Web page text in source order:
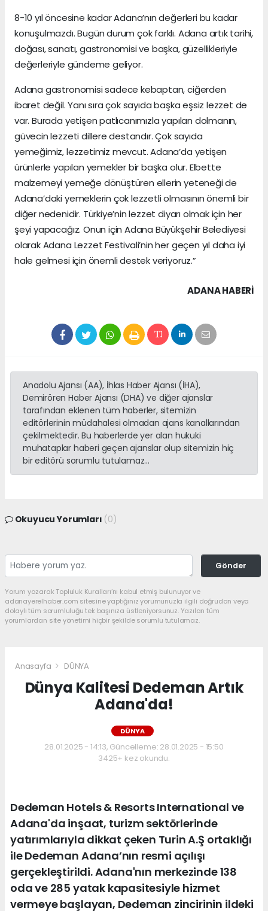
8-10 yıl öncesine kadar Adana’nın değerleri bu kadar
konuşulmazdı. Bugün durum çok farklı. Adana artık tarihi,
doğası, sanatı, gastronomisi ve başka, güzellikleriyle
değerleriyle gündeme geliyor.
Adana gastronomisi sadece kebaptan, ciğerden
ibaret değil. Yanı sıra çok sayıda başka eşsiz lezzet de
var. Burada yetişen patlıcanımızla yapılan dolmanın,
güvecin lezzeti dillere destandır. Çok sayıda
yemeğimiz, lezzetimiz mevcut. Adana’da yetişen
ürünlerle yapılan yemekler bir başka olur. Elbette
malzemeyi yemeğe dönüştüren ellerin yeteneği de
Adana’daki yemeklerin çok lezzetli olmasının önemli bir
diğer nedenidir. Türkiye’nin lezzet diyarı olmak için her
şeyi yapacağız. Onun için Adana Büyükşehir Belediyesi
olarak Adana Lezzet Festivali’nin her geçen yıl daha iyi
hale gelmesi için önemli destek veriyoruz.”
ADANA HABERİ
Anadolu Ajansı (AA), İhlas Haber Ajansı (İHA),
Demirören Haber Ajansı (DHA) ve diğer ajanslar
tarafından eklenen tüm haberler, sitemizin
editörlerinin müdahalesi olmadan ajans kanallarından
çekilmektedir. Bu haberlerde yer alan hukuki
muhataplar haberi geçen ajanslar olup sitemizin hiç
bir editörü sorumlu tutulamaz...
Okuyucu Yorumları (0)
Gönder
Yorum yazarak Topluluk Kuralları’nı kabul etmiş bulunuyor ve
adanayerelhaber.com sitesine yaptığınız yorumunuzla ilgili doğrudan veya
dolaylı tüm sorumluluğu tek başınıza üstleniyorsunuz. Yazılan tüm
yorumlardan site yönetimi hiçbir şekilde sorumlu tutulamaz.
Anasayfa DÜNYA
Dünya Kalitesi Dedeman Artık
Adana'da!
DÜNYA
28.01.2025 - 14:13, Güncelleme: 28.01.2025 - 15:50
3425+ kez okundu.
Dedeman Hotels & Resorts International ve
Adana'da inşaat, turizm sektörlerinde
yatırımlarıyla dikkat çeken Turin A.Ş ortaklığı
ile Dedeman Adana’nın resmi açılışı
gerçekleştirildi. Adana'nın merkezinde 138
oda ve 285 yatak kapasitesiyle hizmet
vermeye başlayan, Dedeman zincirinin ildeki